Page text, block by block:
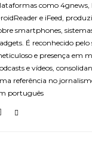
como 4gnews,
e iFeed,
smartphones,
É reconhecido pelo
e presença em
e vídeos,
referência no
português